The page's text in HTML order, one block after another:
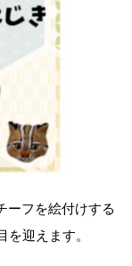
ーフを絵付けする
迎えます。